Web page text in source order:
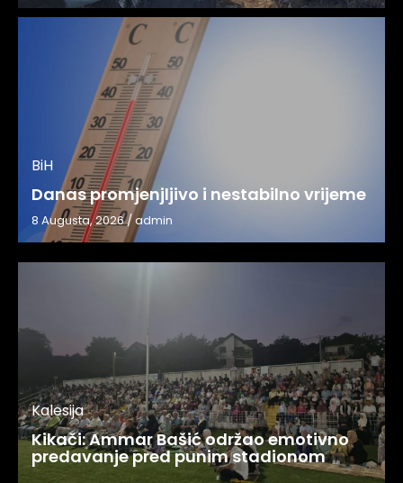
BiH
Danas promjenjljivo i nestabilno vrijeme
8 Augusta, 2026/admin
Kalesija
Kikači: Ammar Bašić održao emotivno
predavanje pred punim stadionom